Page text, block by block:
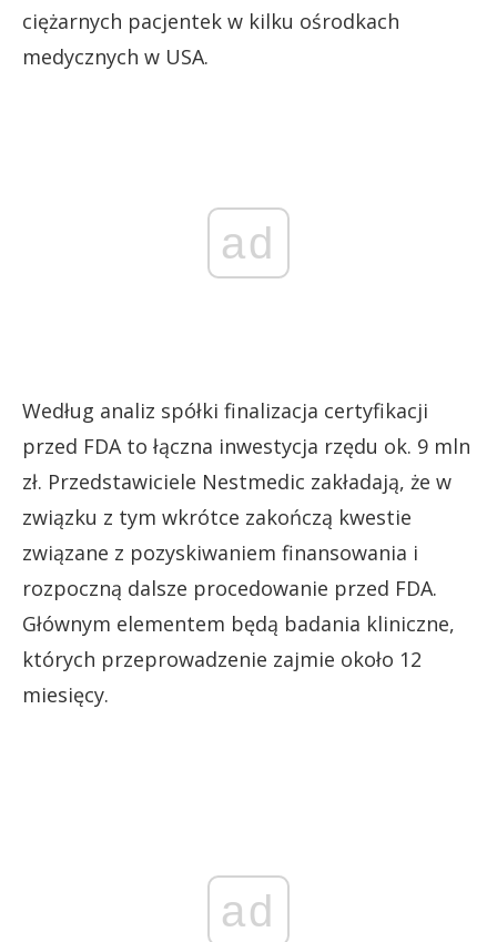
ciężarnych pacjentek w kilku ośrodkach
medycznych w USA.
ad
Według analiz spółki finalizacja certyfikacji
przed FDA to łączna inwestycja rzędu ok. 9 mln
zł. Przedstawiciele Nestmedic zakładają, że w
związku z tym wkrótce zakończą kwestie
związane z pozyskiwaniem finansowania i
rozpoczną dalsze procedowanie przed FDA.
Głównym elementem będą badania kliniczne,
których przeprowadzenie zajmie około 12
miesięcy.
ad